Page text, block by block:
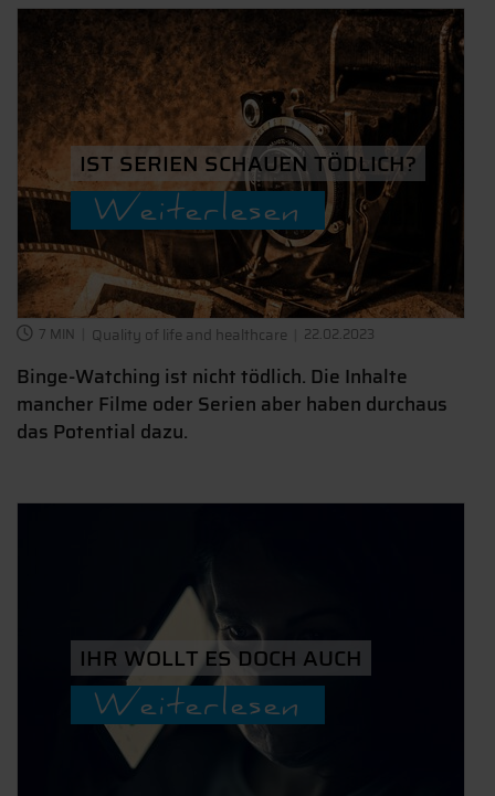
IST SERIEN SCHAUEN TÖDLICH?
Weiterlesen
7 MIN Quality of life and healthcare 22.02.2023
Binge-Watching ist nicht tödlich. Die Inhalte
mancher Filme oder Serien aber haben durchaus
das Potential dazu.
IHR WOLLT ES DOCH AUCH
Weiterlesen